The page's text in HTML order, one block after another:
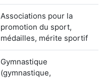
Associations pour la
promotion du sport,
médailles, mérite sportif
Gymnastique
(gymnastique,